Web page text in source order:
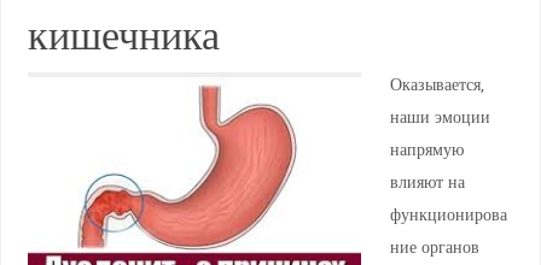
кишечника
Оказывается,
наши эмоции
напрямую
влияют на
функционирова
ние органов